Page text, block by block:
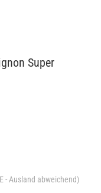
Super
- Ausland abweichend)